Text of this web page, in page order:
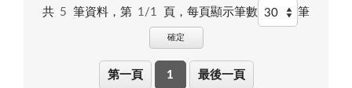
共 5 筆資料，第 1/1 頁， 每頁顯示筆數 筆
確定
第一頁 1 最後一頁